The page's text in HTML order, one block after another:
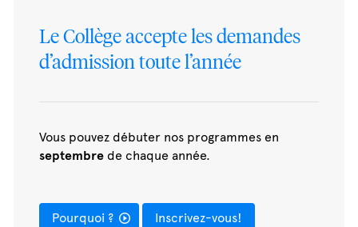
Le Collège accepte les demandes
d’admission toute l’année
Vous pouvez débuter nos programmes en
septembre de chaque année.
Pourquoi ? Inscrivez-vous!